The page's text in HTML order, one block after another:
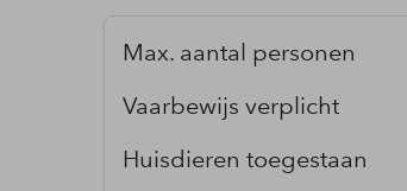
Max. aantal personen
Vaarbewijs verplicht
Huisdieren toegestaan